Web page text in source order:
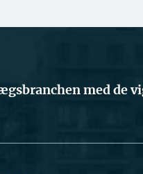
med de